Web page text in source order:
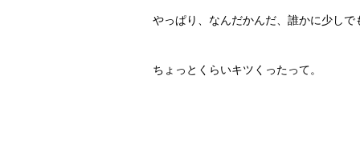
やっぱり、なんだかんだ、誰かに少し
ちょっとくらいキツくったって。